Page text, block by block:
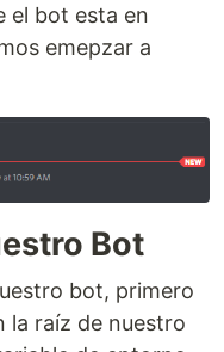
el bot esta en
emepzar a
Bot
bot, primero
la raíz de nuestro